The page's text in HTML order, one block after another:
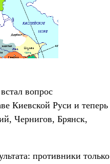
вопрос
Киевской Руси и теперь
Чернигов, Брянск,
противники только